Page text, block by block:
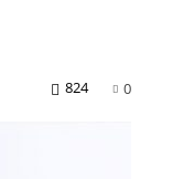
0
824